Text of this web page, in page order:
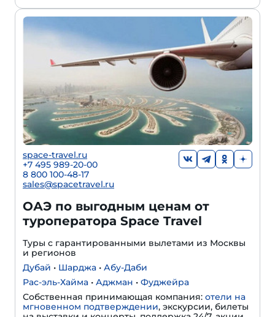
space-travel.ru
+7 495 989-20-00
8 800 100-48-17
sales@spacetravel.ru
ОАЭ по выгодным ценам от
туроператора Space Travel
Туры с гарантированными вылетами из Москвы
и регионов
Дубай • Шарджа • Абу-Даби
Рас-эль-Хайма • Аджман • Фуджейра
Собственная принимающая компания: отели на
мгновенном подтверждении, экскурсии, билеты